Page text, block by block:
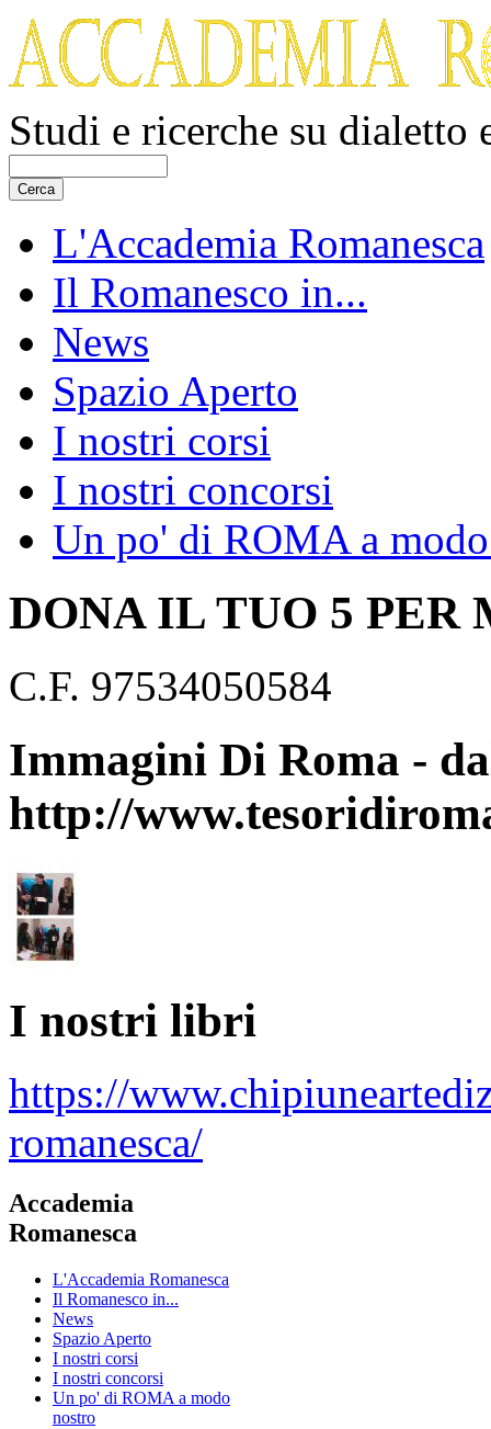
Studi e ricerche su
L'Accademia Romanesca
Il Romanesco in...
News
Spazio Aperto
I nostri corsi
I nostri concorsi
Un po' di ROMA a
DONA IL TUO 5 PER
C.F. 97534050584
Immagini Di Roma -
http://
I nostri libri
https://
romanesca/
Accademia
Romanesca
L'Accademia Romanesca
Il Romanesco in...
News
Spazio Aperto
I nostri corsi
I nostri concorsi
Un po' di ROMA a modo
nostro